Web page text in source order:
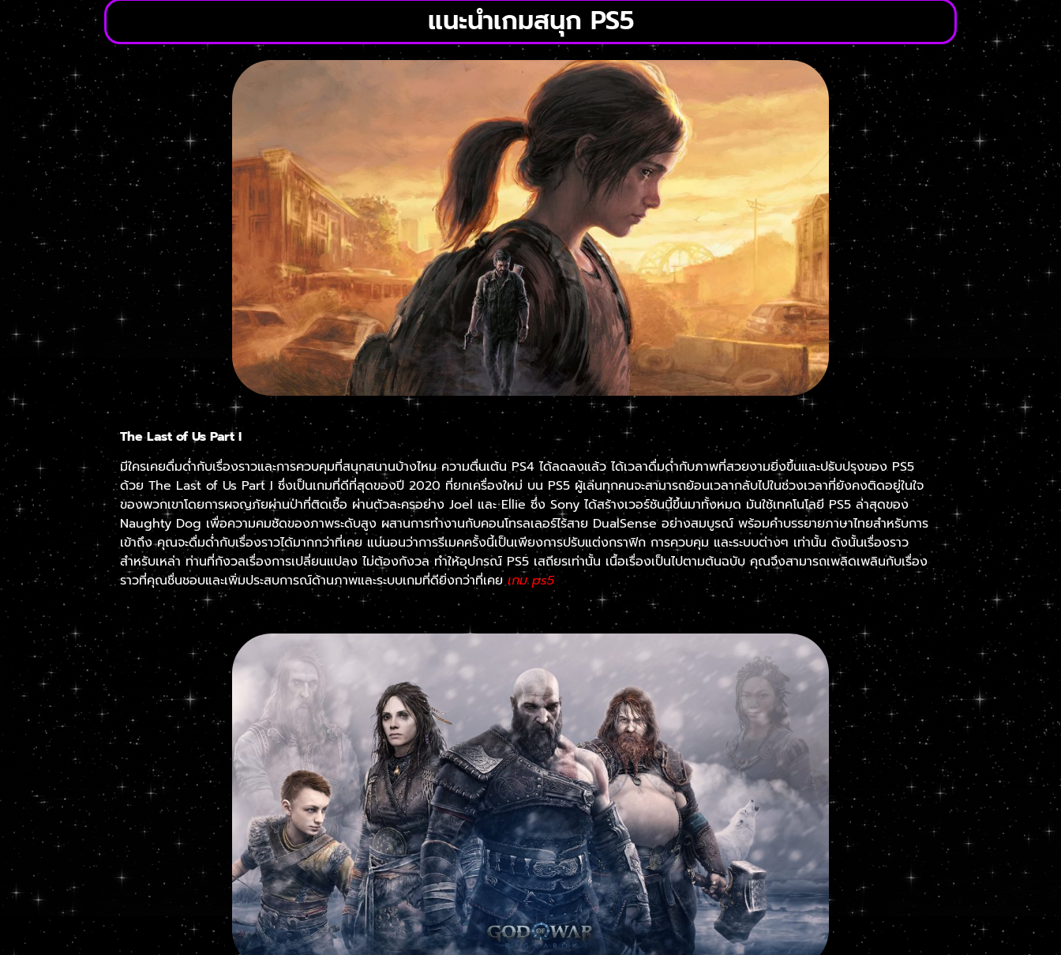
แนะนำเกมสนุก PS5
The Last of Us Part I
มีใครเคยดื่มด่ำกับเรื่องราวและการควบคุมที่สนุกสนานบ้างไหม ความตื่นเต้น PS4 ได้ลดลงแล้ว ได้เวลาดื่มด่ำกับภาพที่สวยงามยิ่งขึ้นและปรับปรุงของ PS5
ด้วย The Last of Us Part I ซึ่งเป็นเกมที่ดีที่สุดของปี 2020 ที่ยกเครื่องใหม่ บน PS5 ผู้เล่นทุกคนจะสามารถย้อนเวลากลับไปในช่วงเวลาที่ยังคงติดอยู่ในใจ
ของพวกเขาโดยการผจญภัยผ่านป่าที่ติดเชื้อ ผ่านตัวละครอย่าง Joel และ Ellie ซึ่ง Sony ได้สร้างเวอร์ชันนี้ขึ้นมาทั้งหมด มันใช้เทคโนโลยี PS5 ล่าสุดของ
Naughty Dog เพื่อความคมชัดของภาพระดับสูง ผสานการทำงานกับคอนโทรลเลอร์ไร้สาย DualSense อย่างสมบูรณ์ พร้อมคำบรรยายภาษาไทยสำหรับการ
เข้าถึง คุณจะดื่มด่ำกับเรื่องราวได้มากกว่าที่เคย แน่นอนว่าการรีเมคครั้งนี้เป็นเพียงการปรับแต่งกราฟิก การควบคุม และระบบต่างๆ เท่านั้น ดังนั้นเรื่องราว
สำหรับเหล่า ท่านที่กังวลเรื่องการเปลี่ยนแปลง ไม่ต้องกังวล ทำให้อุปกรณ์ PS5 เสถียรเท่านั้น เนื้อเรื่องเป็นไปตามต้นฉบับ คุณจึงสามารถเพลิดเพลินกับเรื่อง
ราวที่คุณชื่นชอบและเพิ่มประสบการณ์ด้านภาพและระบบเกมที่ดียิ่งกว่าที่เคยเกม ps5